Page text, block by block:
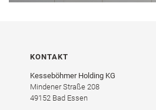
KONTAKT
Kesseböhmer Holding KG
Mindener Straße 208
49152 Bad Essen